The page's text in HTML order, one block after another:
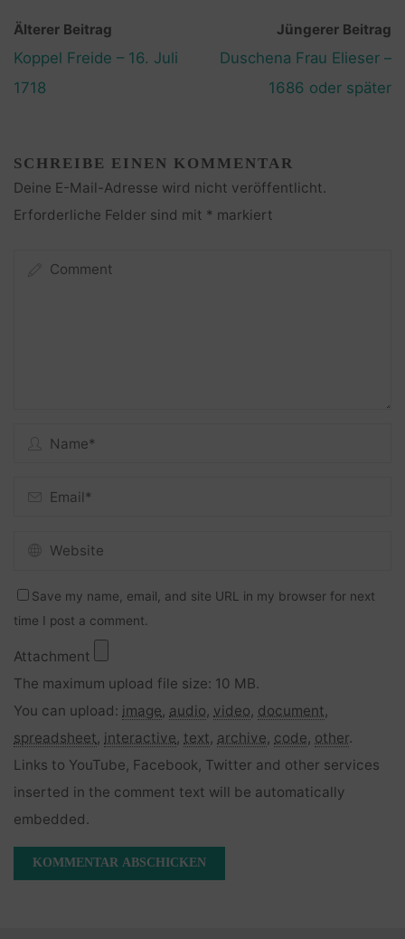
Älterer Beitrag
Koppel Freide – 16. Juli
1718
Jüngerer Beitrag
Duschena Frau Elieser –
1686 oder später
SCHREIBE EINEN KOMMENTAR
Deine E-Mail-Adresse wird nicht veröffentlicht.
Erforderliche Felder sind mit * markiert
Save my name, email, and site URL in my browser for next
time I post a comment.
Attachment
The maximum upload file size: 10 MB.
You can upload: image, audio, video, document,
spreadsheet, interactive, text, archive, code, other.
Links to YouTube, Facebook, Twitter and other services
inserted in the comment text will be automatically
embedded.